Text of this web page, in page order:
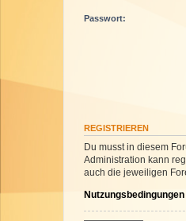
Passwort:
REGISTRIEREN
Du musst in diesem
Administration kann
auch die jeweiligen
Nutzungsbedingungen